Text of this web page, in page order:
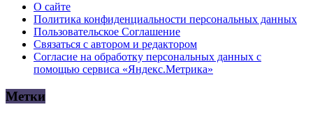
О сайте
Политика конфиденциальности персональных данных
Пользовательское Соглашение
Связаться с автором и редактором
Согласие на обработку персональных данных с
помощью сервиса «Яндекс.Метрика»
Метки